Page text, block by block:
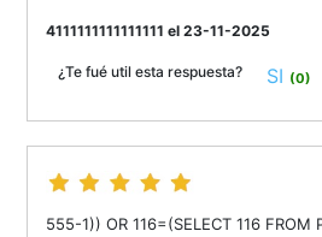
4111111111111111 el 23-11-2025
¿Te fué util esta respuesta? SI (0)
555-1)) OR 116=(SELECT 116 FROM